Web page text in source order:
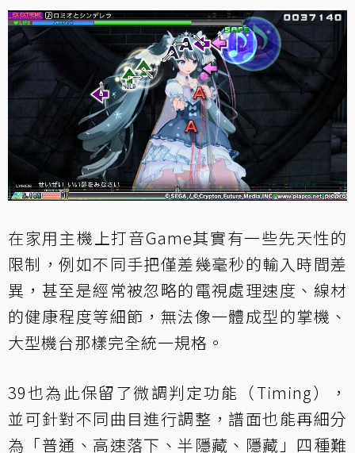
在家用主機上打音Game其實有一些先天性的
限制，例如不同手把僅差幾毫秒的輸入時間差
異，甚至是經常被忽略的電視處理速度、線材
的健康程度等細節，無法像一體成型的掌機、
大型機台那樣完全統一規格。
39也為此保留了微調判定功能（Timing），
並可針對不同曲目進行調整，譜面也能再細分
為「普通、高速落下、半隱藏、隱藏」四種難